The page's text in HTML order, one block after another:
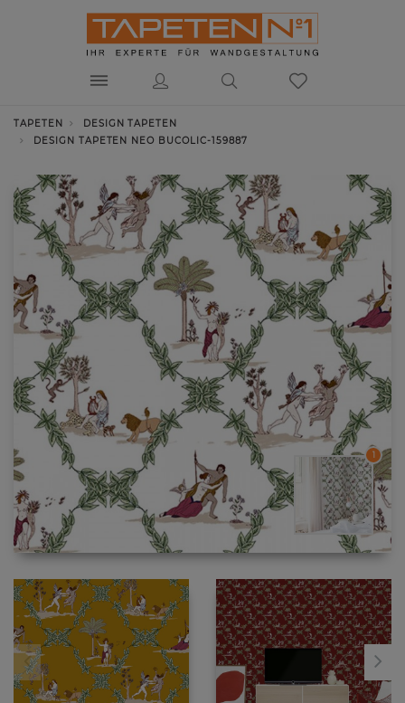
TAPETEN
DESIGN TAPETEN
DESIGN TAPETEN NEO BUCOLIC-159887
1